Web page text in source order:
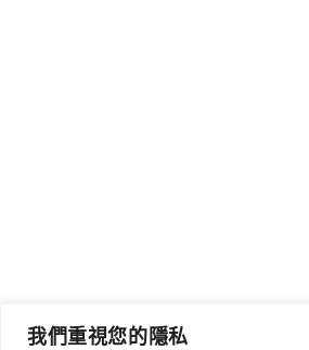
我們重視您的隱私